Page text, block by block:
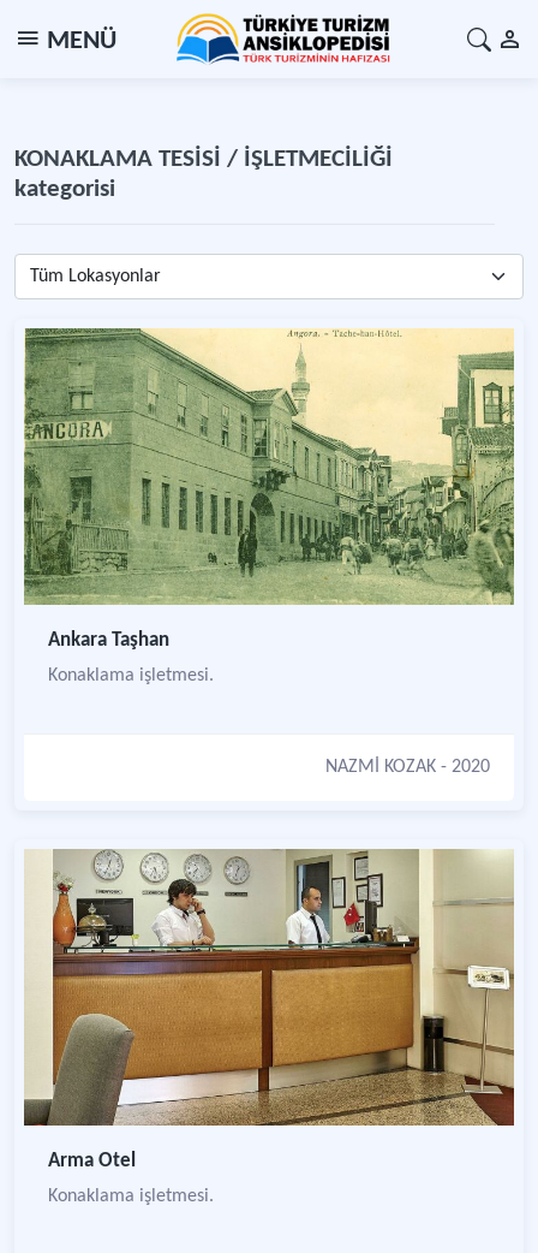
MENÜ
KONAKLAMA TESİSİ / İŞLETMECİLİĞİ
kategorisi
Tüm Lokasyonlar
Ankara Taşhan
Konaklama işletmesi.
NAZMİ KOZAK - 2020
Arma Otel
Konaklama işletmesi.